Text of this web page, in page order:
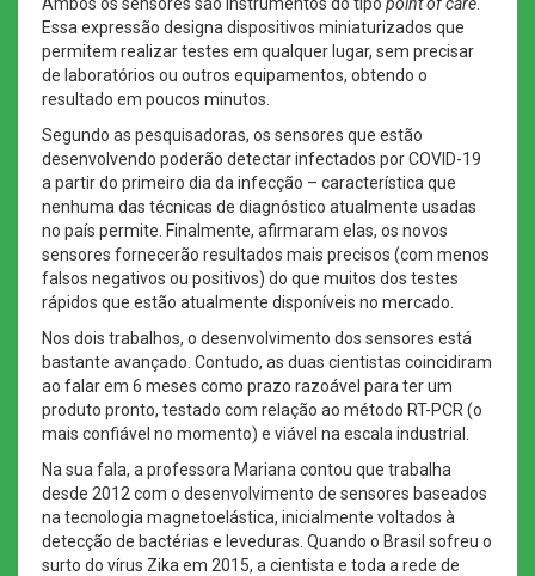
Essa expressão designa dispositivos miniaturizados que
permitem realizar testes em qualquer lugar, sem precisar
de laboratórios ou outros equipamentos, obtendo o
resultado em poucos minutos.
Segundo as pesquisadoras, os sensores que estão
desenvolvendo poderão detectar infectados por COVID-19
a partir do primeiro dia da infecção – característica que
nenhuma das técnicas de diagnóstico atualmente usadas
no país permite. Finalmente, afirmaram elas, os novos
sensores fornecerão resultados mais precisos (com menos
falsos negativos ou positivos) do que muitos dos testes
rápidos que estão atualmente disponíveis no mercado.
Nos dois trabalhos, o desenvolvimento dos sensores está
bastante avançado. Contudo, as duas cientistas coincidiram
ao falar em 6 meses como prazo razoável para ter um
produto pronto, testado com relação ao método RT-PCR (o
mais confiável no momento) e viável na escala industrial.
Na sua fala, a professora Mariana contou que trabalha
desde 2012 com o desenvolvimento de sensores baseados
na tecnologia magnetoelástica, inicialmente voltados à
detecção de bactérias e leveduras. Quando o Brasil sofreu o
surto do vírus Zika em 2015, a cientista e toda a rede de